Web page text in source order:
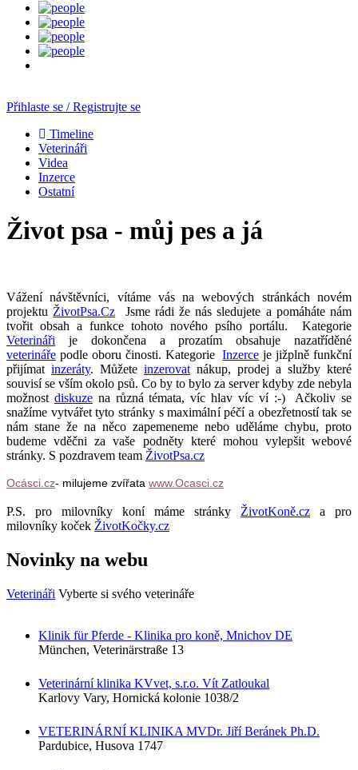
Přihlaste se / Registrujte se
Timeline
Veterináři
Videa
Inzerce
Ostatní
Život psa - můj pes a já
Vážení návštěvníci, vítáme vás na webových stránkách novém
projektu ŽivotPsa.Cz Jsme rádi že nás sledujete a pomáháte nám
tvořit obsah a funkce tohoto nového psího portálu. Kategorie
Veterináři je dokončena a prozatím obsahuje nazatříděné
veterináře podle oboru činosti. KategorieInzerce je jižplně funkční
přijímat inzeráty. Můžete inzerovat nákup, prodej a služby které
souvisí se vším okolo psů. Co by to bylo za server kdyby zde nebyla
možnost diskuzena různá témata, víc hlav víc ví :-) Ačkoliv se
snažíme vytvářet tyto stránky s maximální péčí a obezřetností tak se
nám stane že na něco zapemeneme nebo uděláme chybu, proto
budeme vděčni za vaše podněty které mohou vylepšit webové
stránky. S pozdravem team ŽivotPsa.cz
Ocásci.cz- milujeme zvířata www.Ocasci.cz
P.S. pro milovníky koní máme stránky ŽivotKoně.cz a pro
milovníky koček ŽivotKočky.cz
Novinky na webu
Veterináři Vyberte si svého veterináře
Klinik für Pferde - Klinika pro koně, Mnichov DE
München, Veterinärstraße 13
Veterinární klinika KVvet, s.r.o. Vít Zatloukal
Karlovy Vary, Hornická kolonie 1038/2
VETERINÁRNÍ KLINIKA MVDr. Jiří Beránek Ph.D.
Pardubice, Husova 1747